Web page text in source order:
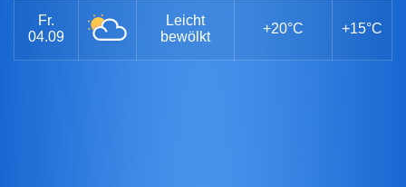
Fr.
04.09
Leicht
bewölkt
+20°C +15°C